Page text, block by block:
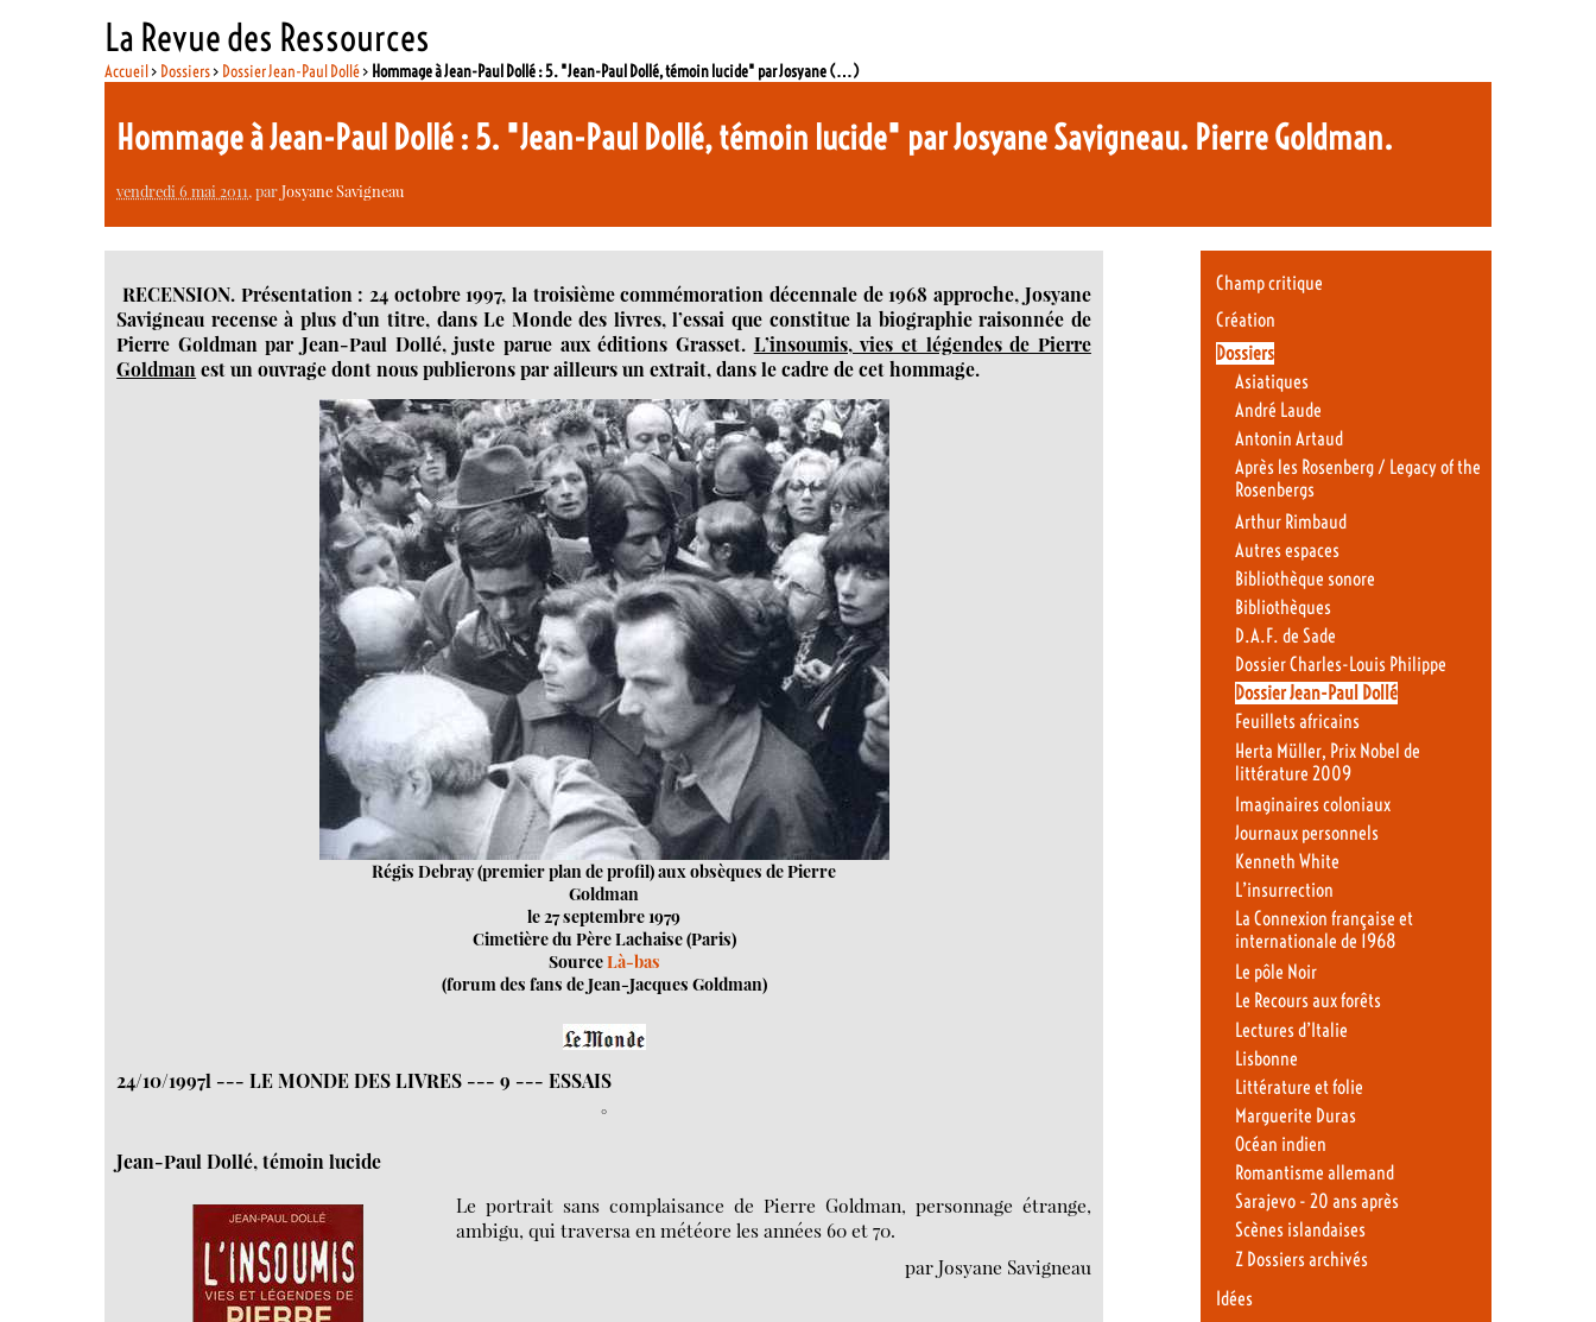
La Revue des Ressources
Accueil> Dossiers> Dossier Jean-Paul Dollé> Hommage à Jean-Paul Dollé : 5. "Jean-Paul Dollé, témoin lucide" par Josyane (…)
Hommage à Jean-Paul Dollé : 5. "Jean-Paul Dollé, témoin lucide" par Josyane Savigneau. Pierre Goldman.
vendredi 6 mai 2011, parJosyane Savigneau
RECENSION. Présentation : 24 octobre 1997, la troisième commémoration décennale de 1968 approche, Josyane
Savigneau recense à plus d’un titre, dans Le Monde des livres, l’essai que constitue la biographie raisonnée de
Pierre Goldman par Jean-Paul Dollé, juste parue aux éditions Grasset. L’insoumis, vies et légendes de Pierre
Goldman est un ouvrage dont nous publierons par ailleurs un extrait, dans le cadre de cet hommage.
Régis Debray (premier plan de profil) aux obsèques de Pierre
Goldman
le 27 septembre 1979
Cimetière du Père Lachaise (Paris)
SourceLà-bas
(forum des fans de Jean-Jacques Goldman)
24/10/1997l --- LE MONDE DES LIVRES --- 9 --- ESSAIS
°
Jean-Paul Dollé, témoin lucide
Le portrait sans complaisance de Pierre Goldman, personnage étrange,
ambigu, qui traversa en météore les années 60 et 70.
par Josyane Savigneau
Champ critique
Création
Dossiers
Asiatiques
André Laude
Antonin Artaud
Après les Rosenberg / Legacy of the
Rosenbergs
Arthur Rimbaud
Autres espaces
Bibliothèque sonore
Bibliothèques
D.A.F. de Sade
Dossier Charles-Louis Philippe
Dossier Jean-Paul Dollé
Feuillets africains
Herta Müller, Prix Nobel de
littérature 2009
Imaginaires coloniaux
Journaux personnels
Kenneth White
L’insurrection
La Connexion française et
internationale de 1968
Le pôle Noir
Le Recours aux forêts
Lectures d’Italie
Lisbonne
Littérature et folie
Marguerite Duras
Océan indien
Romantisme allemand
Sarajevo - 20 ans après
Scènes islandaises
Z Dossiers archivés
Idées